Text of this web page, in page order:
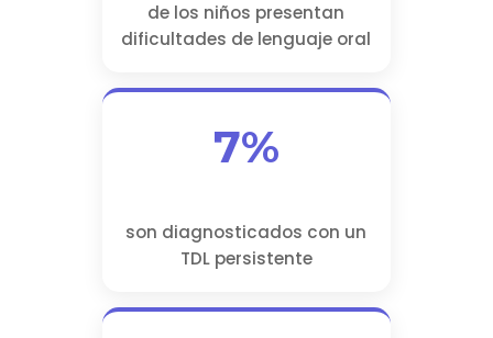
de los niños presentan
dificultades de lenguaje oral
7%
son diagnosticados con un
TDL persistente